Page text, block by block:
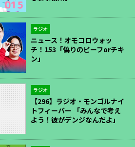
ラジオ
ニュース！オモコロウォッ
チ！153「偽りのビーフorチキ
ン」
ラジオ
【296】ラジオ・モンゴルナイ
トフィーバー 「みんなで考え
よう！彼がデンジなんだよ」